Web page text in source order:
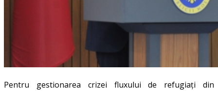
Pentru gestionarea crizei fluxului de refugiați din